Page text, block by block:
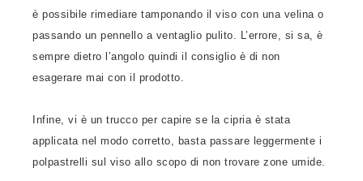
è possibile rimediare tamponando il viso con una velina o
passando un pennello a ventaglio pulito. L’errore, si sa, è
sempre dietro l’angolo quindi il consiglio è di non
esagerare mai con il prodotto.
Infine, vi è un trucco per capire se la cipria è stata
applicata nel modo corretto, basta passare leggermente i
polpastrelli sul viso allo scopo di non trovare zone umide.